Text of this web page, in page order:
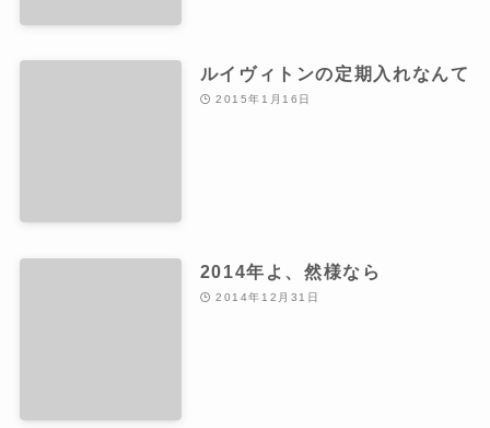
ルイヴィトンの定期入れなんて
2015年1月16日
2014年よ、然様なら
2014年12月31日